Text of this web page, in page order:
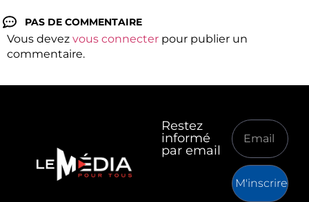
PAS DE COMMENTAIRE
Vous devez vous connecter pour publier un
commentaire.
Restez
informé
par email
M'inscrire